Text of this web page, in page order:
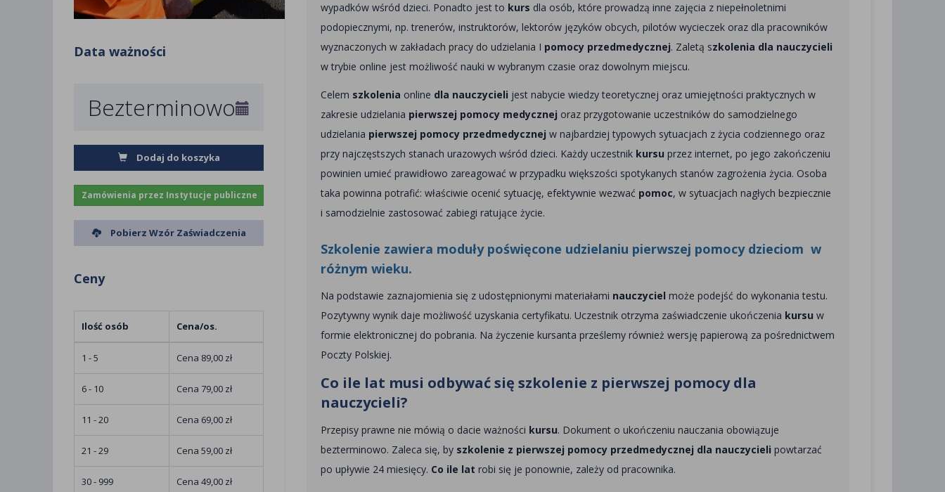
Data ważności
Bezterminowo
Dodaj do koszyka
Zamówienia przez Instytucje publiczne
Pobierz Wzór Zaświadczenia
Ceny
Ilość osób Cena/os.
1 - 5 Cena 89,00 zł
6 - 10 Cena 79,00 zł
11 - 20 Cena 69,00 zł
21 - 29 Cena 59,00 zł
30 - 999 Cena 49,00 zł
wypadków wśród dzieci. Ponadto jest to kurs dla osób, które prowadzą inne zajęcia z niepełnoletnimi
podopiecznymi, np. trenerów, instruktorów, lektorów języków obcych, pilotów wycieczek oraz dla pracowników
wyznaczonych w zakładach pracy do udzielania I pomocy przedmedycznej. Zaletą szkolenia dla nauczycieli
w trybie online jest możliwość nauki w wybranym czasie oraz dowolnym miejscu.
Celem szkolenia online dla nauczycieli jest nabycie wiedzy teoretycznej oraz umiejętności praktycznych w
zakresie udzielania pierwszej pomocy medycznej oraz przygotowanie uczestników do samodzielnego
udzielania pierwszej pomocy przedmedycznej w najbardziej typowych sytuacjach z życia codziennego oraz
przy najczęstszych stanach urazowych wśród dzieci. Każdy uczestnik kursu przez internet, po jego zakończeniu
powinien umieć prawidłowo zareagować w przypadku większości spotykanych stanów zagrożenia życia. Osoba
taka powinna potrafić: właściwie ocenić sytuację, efektywnie wezwać pomoc, w sytuacjach nagłych bezpiecznie
i samodzielnie zastosować zabiegi ratujące życie.
Szkolenie zawiera moduły poświęcone udzielaniu pierwszej pomocy dzieciom w
różnym wieku.
Na podstawie zaznajomienia się z udostępnionymi materiałami nauczyciel może podejść do wykonania testu.
Pozytywny wynik daje możliwość uzyskania certyfikatu. Uczestnik otrzyma zaświadczenie ukończenia kursu w
formie elektronicznej do pobrania. Na życzenie kursanta prześlemy również wersję papierową za pośrednictwem
Poczty Polskiej.
Co ile lat musi odbywać się szkolenie z pierwszej pomocy dla
nauczycieli?
Przepisy prawne nie mówią o dacie ważności kursu. Dokument o ukończeniu nauczania obowiązuje
bezterminowo. Zaleca się, by szkolenie z pierwszej pomocy przedmedycznej dla nauczycieli powtarzać
po upływie 24 miesięcy. Co ile lat robi się je ponownie, zależy od pracownika.